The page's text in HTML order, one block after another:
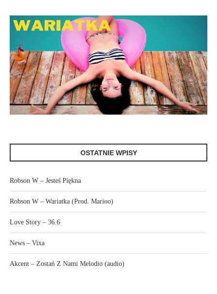
OSTATNIE WPISY
Robson W – Jesteś Piękna
Robson W – Wariatka (Prod. Marioo)
Love Story – 36.6
News – Vixa
Akcent – Zostań Z Nami Melodio (audio)